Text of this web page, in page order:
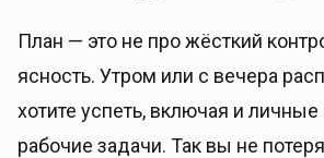
План — это не про жёсткий
ясность. Утром или с вечера
хотите успеть, включая и
рабочие задачи. Так вы не